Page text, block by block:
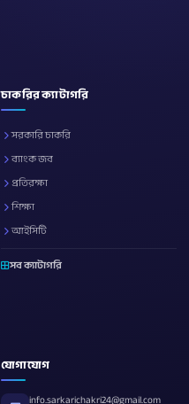
চাকরির ক্যাটাগরি
সরকারি চাকরি
ব্যাংক জব
প্রতিরক্ষা
শিক্ষা
আইসিটি
সব ক্যাটাগরি
যোগাযোগ
info.sarkarichakri24@gmail.com